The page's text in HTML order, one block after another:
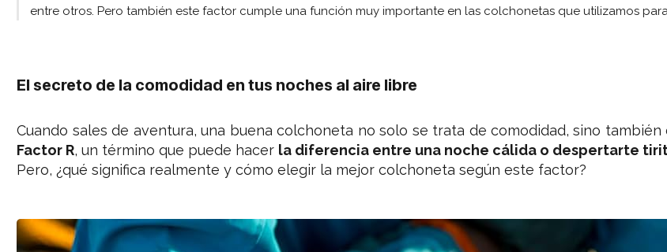
entre otros. Pero también este factor cumple una función muy importante en las colchonetas que utilizamos
El secreto de la comodidad en tus noches al aire libre
Cuando sales de aventura, una buena colchoneta no solo se trata de comodidad, sino
Factor R, un término que puede hacer la diferencia entre una noche cálida o despertarte
Pero, ¿qué significa realmente y cómo elegir la mejor colchoneta según este factor?